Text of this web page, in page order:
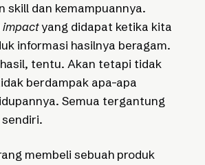
skill dan kemampuannya.
impactyang didapat ketika kita
informasi hasilnya beragam.
tentu. Akan tetapi tidak
berdampak apa-apa
Semua tergantung
membeli sebuah produk